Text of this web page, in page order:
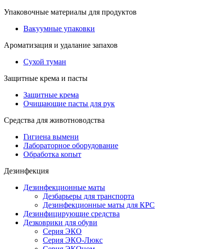
Упаковочные материалы для продуктов
Вакуумные упаковки
Ароматизация и удалание запахов
Сухой туман
Защитные крема и пасты
Защитные крема
Очищающие пасты для рук
Средства для животноводства
Гигиена вымени
Лабораторное оборудование
Обработка копыт
Дезинфекция
Дезинфекционные маты
Дезбарьеры для транспорта
Дезинфекционные маты для КРС
Дезинфицирующие средства
Дезковрики для обуви
Серия ЭКО
Серия ЭКО-Люкс